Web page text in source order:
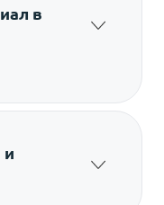
в
или
структура
и